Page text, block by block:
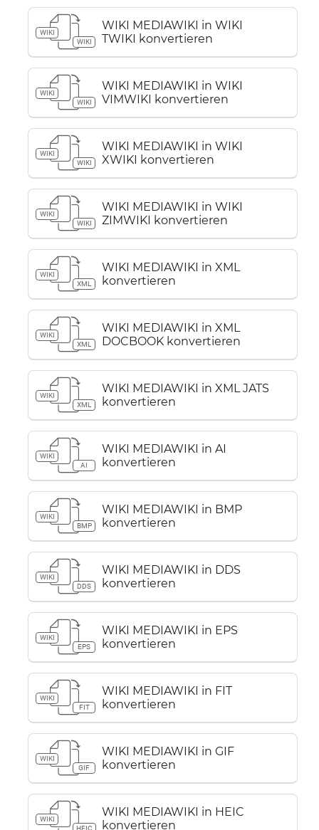
WIKI
WIKI
WIKI MEDIAWIKI in WIKI
TWIKI konvertieren
WIKI
WIKI
WIKI MEDIAWIKI in WIKI
VIMWIKI konvertieren
WIKI
WIKI
WIKI MEDIAWIKI in WIKI
XWIKI konvertieren
WIKI
WIKI
WIKI MEDIAWIKI in WIKI
ZIMWIKI konvertieren
WIKI
XML
WIKI MEDIAWIKI in XML
konvertieren
WIKI
XML
WIKI MEDIAWIKI in XML
DOCBOOK konvertieren
WIKI
XML
WIKI MEDIAWIKI in XML JATS
konvertieren
WIKI
AI
WIKI MEDIAWIKI in AI
konvertieren
WIKI
BMP
WIKI MEDIAWIKI in BMP
konvertieren
WIKI
DDS
WIKI MEDIAWIKI in DDS
konvertieren
WIKI
EPS
WIKI MEDIAWIKI in EPS
konvertieren
WIKI
FIT
WIKI MEDIAWIKI in FIT
konvertieren
WIKI
GIF
WIKI MEDIAWIKI in GIF
konvertieren
WIKI
HEIC
WIKI MEDIAWIKI in HEIC
konvertieren